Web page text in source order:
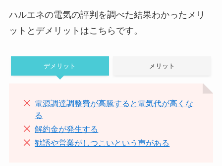
ハルエネの電気の評判を調べた結果わかったメリ
ットとデメリットはこちらです。
デメリット メリット
電源調達調整費が高騰すると電気代が高くな
る
解約金が発生する
勧誘や営業がしつこいという声がある